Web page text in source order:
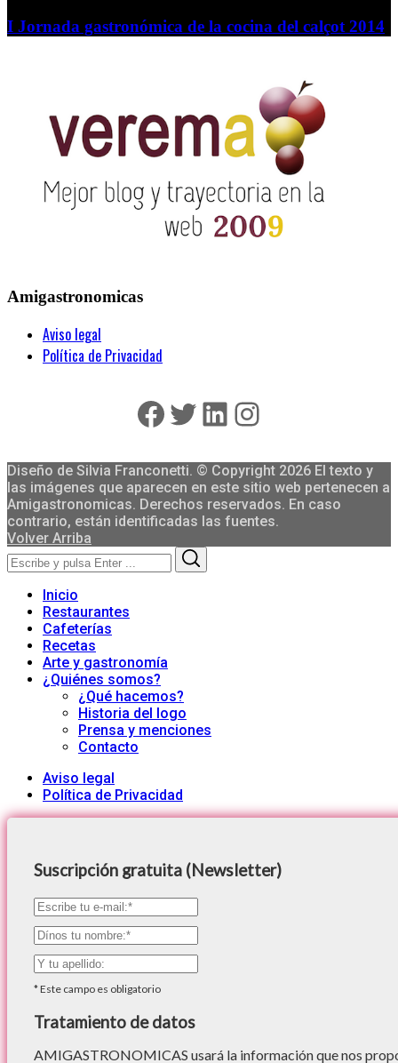
I Jornada gastronómica de la cocina del calçot 2014
Amigastronomicas
Aviso legal
Política de Privacidad
Facebook
Twitter
LinkedIn
Instagram
Diseño de Silvia Franconetti. © Copyright 2026 El texto y
las imágenes que aparecen en este sitio web pertenecen a
Amigastronomicas. Derechos reservados. En caso
contrario, están identificadas las fuentes.
Volver Arriba
Search
for:
Inicio
Restaurantes
Cafeterías
Recetas
Arte y gastronomía
¿Quiénes somos?
¿Qué hacemos?
Historia del logo
Prensa y menciones
Contacto
Aviso legal
Política de Privacidad
Suscripción gratuita (Newsletter)
*Este campo es obligatorio
Tratamiento de datos
AMIGASTRONOMICAS usará la información que nos